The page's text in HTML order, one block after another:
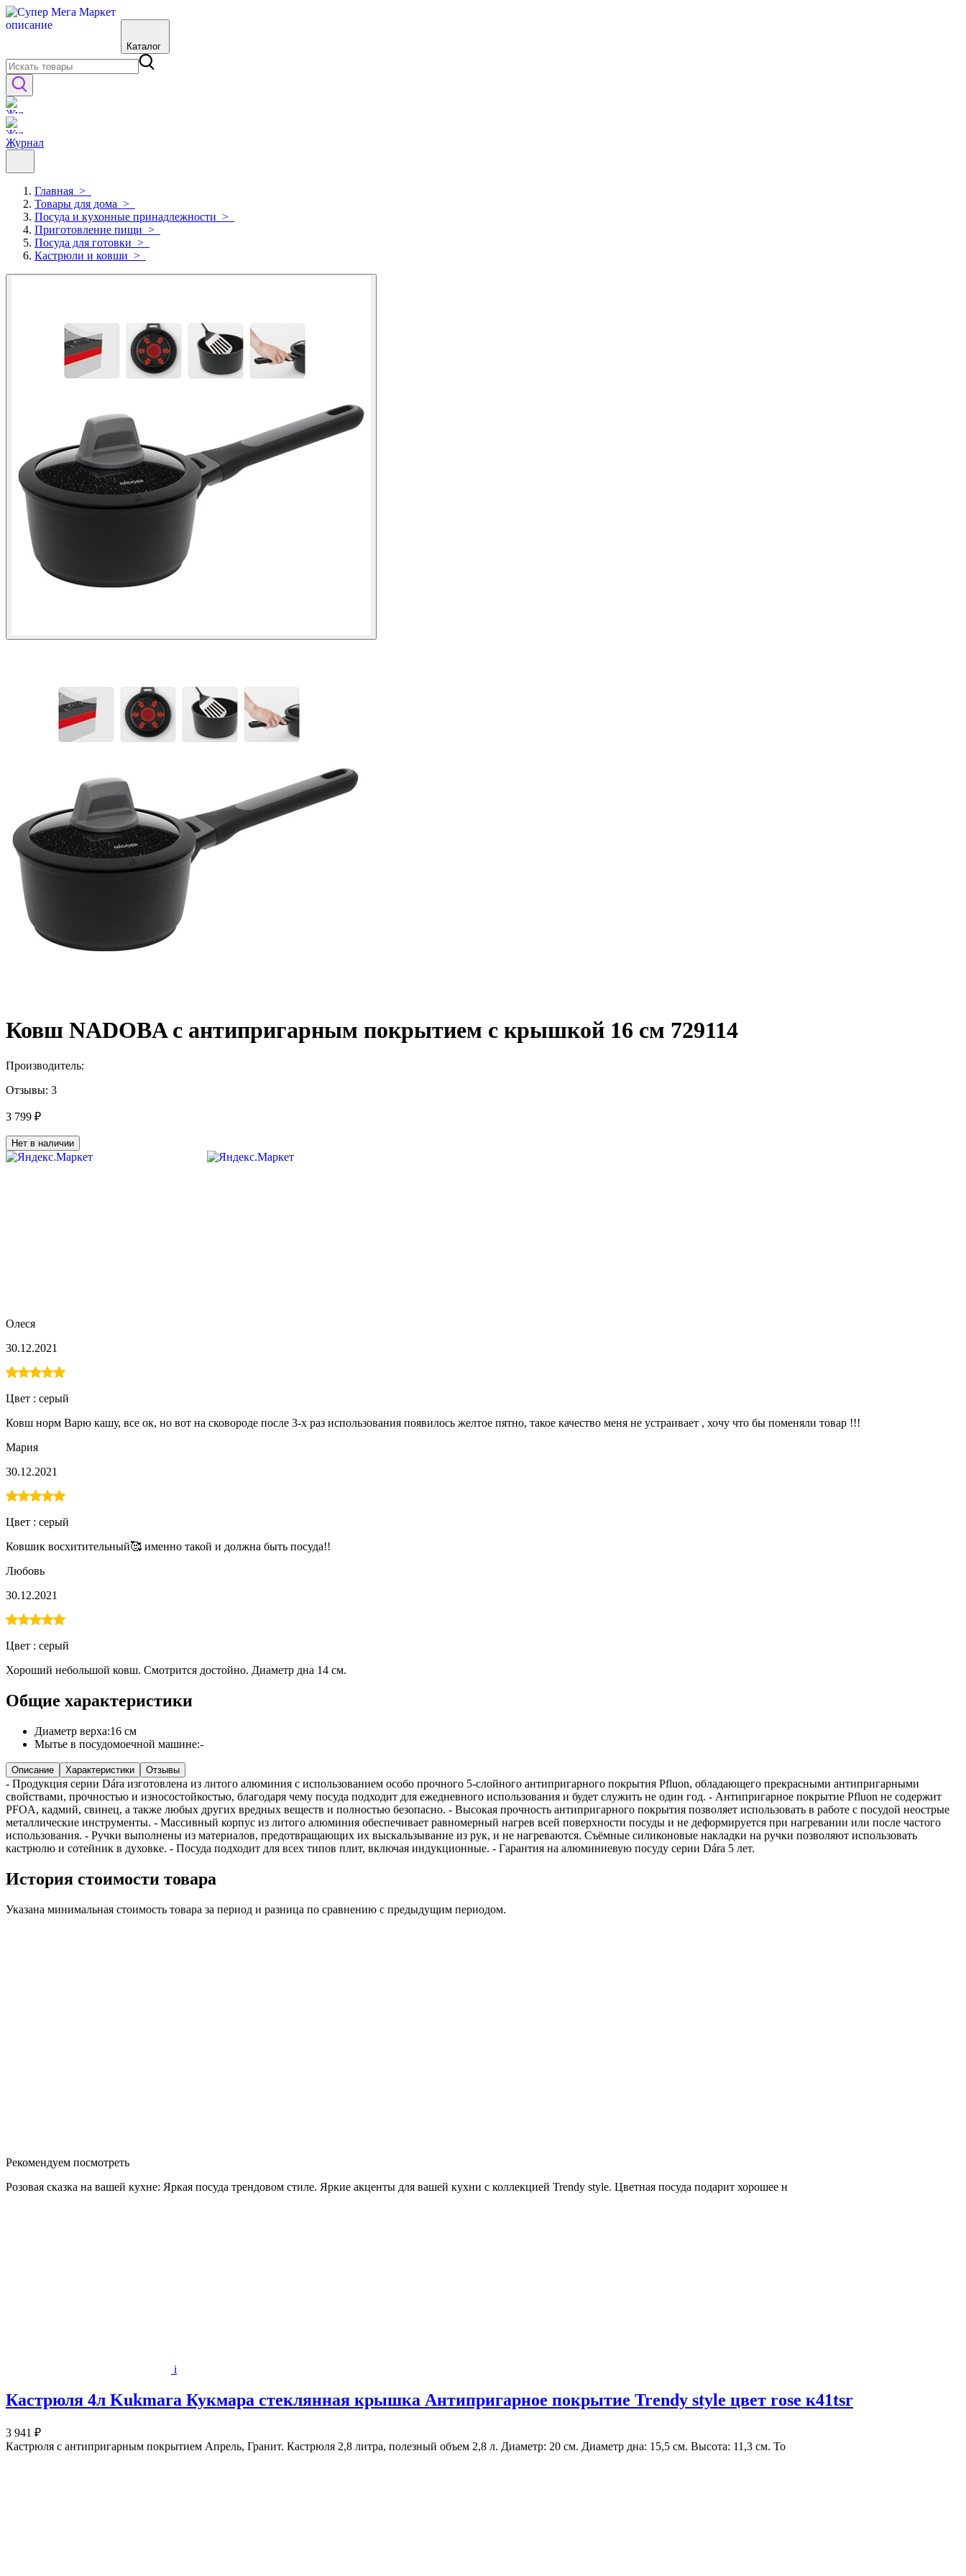
Каталог
Журнал
Главная >
Товары для дома >
Посуда и кухонные принадлежности >
Приготовление пищи >
Посуда для готовки >
Кастрюли и ковши >
Ковш NADOBA с антипригарным покрытием с крышкой 16 см 729114
Производитель:
Отзывы: 3
3 799 ₽
Нет в наличии
Олеся
30.12.2021
Цвет : серый
Ковш норм Варю кашу, все ок, но вот на сковороде после 3-х раз использования появилось желтое пятно, такое качество меня не устраивает , хочу что бы поменяли товар !!!
Мария
30.12.2021
Цвет : серый
Ковшик восхитительный🥰 именно такой и должна быть посуда!!
Любовь
30.12.2021
Цвет : серый
Хороший небольшой ковш. Смотрится достойно. Диаметр дна 14 см.
Общие характеристики
Диаметр верха:16 см
Мытье в посудомоечной машине:-
Описание Характеристики Отзывы
- Продукция серии Dára изготовлена из литого алюминия с использованием особо прочного 5-слойного антипригарного покрытия Pfluon, обладающего прекрасными антипригарными
свойствами, прочностью и износостойкостью, благодаря чему посуда подходит для ежедневного использования и будет служить не один год. - Антипригарное покрытие Pfluon не содержит
PFOA, кадмий, свинец, а также любых других вредных веществ и полностью безопасно. - Высокая прочность антипригарного покрытия позволяет использовать в работе с посудой неострые
металлические инструменты. - Массивный корпус из литого алюминия обеспечивает равномерный нагрев всей поверхности посуды и не деформируется при нагревании или после частого
использования. - Ручки выполнены из материалов, предотвращающих их выскальзывание из рук, и не нагреваются. Cъёмные силиконовые накладки на ручки позволяют использовать
кастрюлю и сотейник в духовке. - Посуда подходит для всех типов плит, включая индукционные. - Гарантия на алюминиевую посуду серии Dára 5 лет.
История стоимости товара
Указана минимальная стоимость товара за период и разница по сравнению с предыдущим периодом.
Рекомендуем посмотреть
Розовая сказка на вашей кухне: Яркая посуда трендовом стиле. Яркие акценты для вашей кухни с коллекцией Trendy style. Цветная посуда подарит хорошее н
i
Кастрюля 4л Kukmara Кукмара стеклянная крышка Антипригарное покрытие Trendy style цвет rose к41tsr
3 941 ₽
Кастрюля с антипригарным покрытием Апрель, Гранит. Кастрюля 2,8 литра, полезный объем 2,8 л. Диаметр: 20 см. Диаметр дна: 15,5 см. Высота: 11,3 см. То